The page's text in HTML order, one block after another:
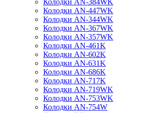
Колодки AN-384WK
Колодки AN-447WK
Колодки AN-344WK
Колодки AN-367WK
Колодки AN-357WK
Колодки AN-461K
Колодки AN-602K
Колодки AN-631K
Колодки AN-686K
Колодки AN-717K
Колодки AN-719WK
Колодки AN-753WK
Колодки AN-754W